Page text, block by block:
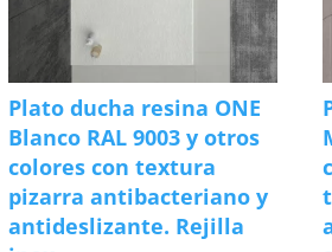
Plato ducha resina ONE
Blanco RAL 9003 y otros
colores con textura
pizarra antibacteriano y
antideslizante. Rejilla